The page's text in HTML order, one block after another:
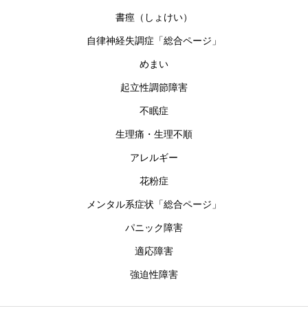
書痙（しょけい）
自律神経失調症「総合ページ」
めまい
起立性調節障害
不眠症
生理痛・生理不順
アレルギー
花粉症
メンタル系症状「総合ページ」
パニック障害
適応障害
強迫性障害